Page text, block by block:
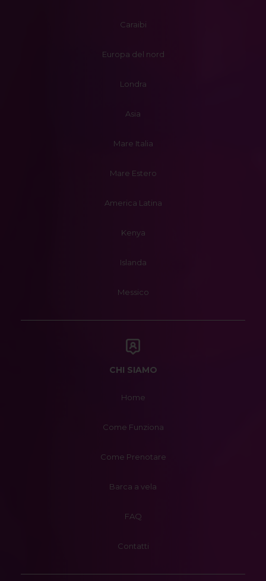
Caraibi
Europa del nord
Londra
Asia
Mare Italia
Mare Estero
America Latina
Kenya
Islanda
Messico
CHI SIAMO
Home
Come Funziona
Come Prenotare
Barca a vela
FAQ
Contatti